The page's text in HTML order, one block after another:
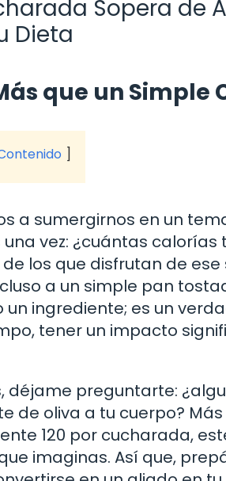
Sopera de
Dieta
que un Simple
a sumergirnos en un
vez: ¿cuántas calorías
los que disfrutan de
a un simple pan
ingrediente; es un
tener un impacto
preguntarte:
de oliva a tu cuerpo?
120 por cucharada,
imaginas. Así que,